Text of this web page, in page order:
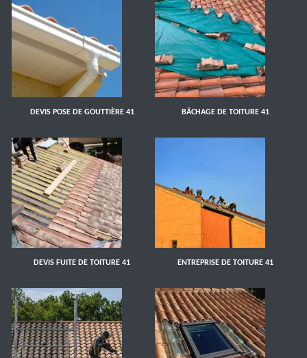
DEVIS POSE DE GOUTTIÈRE 41 BÂCHAGE DE TOITURE 41
DEVIS FUITE DE TOITURE 41 ENTREPRISE DE TOITURE 41